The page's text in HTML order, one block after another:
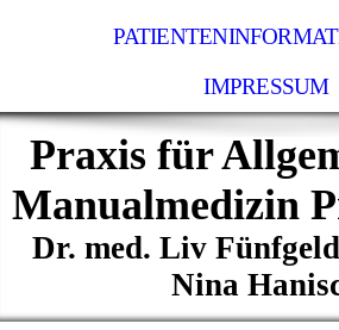
IMPRESSUM
Praxis für
Manualmedizin
Dr. med. Liv
Nina